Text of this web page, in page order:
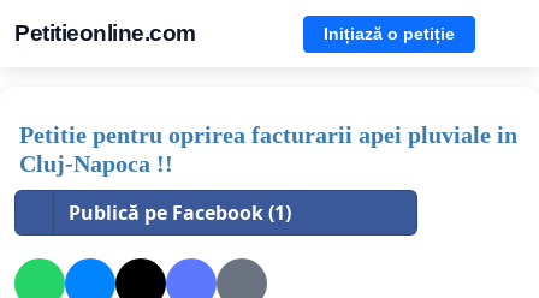
Petitieonline.com Inițiază o petiție
Petitie pentru oprirea facturarii apei pluviale in
Cluj-Napoca !!
Publică pe Facebook (1)